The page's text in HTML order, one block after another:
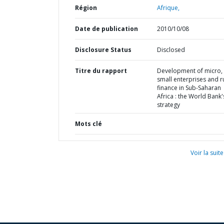
Région Afrique,
Date de publication 2010/10/08
Disclosure Status Disclosed
Titre du rapport
Development of micro,
small enterprises and
finance in Sub-Saharan
Africa : the World
strategy
Mots clé
Voir la suite